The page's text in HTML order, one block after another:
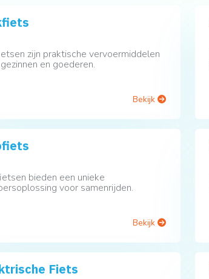
zijn praktische vervoermiddelen
en goederen.
Bekijk
bieden een unieke
voor samenrijden.
Bekijk
Fiets